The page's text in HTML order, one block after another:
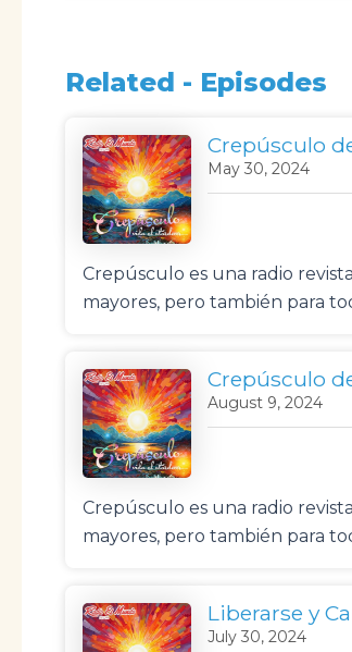
Related - Episodes
Crepúsculo
May 30, 2024
Crepúsculo es una radio
mayores, pero también para
Crepúsculo
August 9, 2024
Crepúsculo es una radio
mayores, pero también para
Liberarse y
July 30, 2024